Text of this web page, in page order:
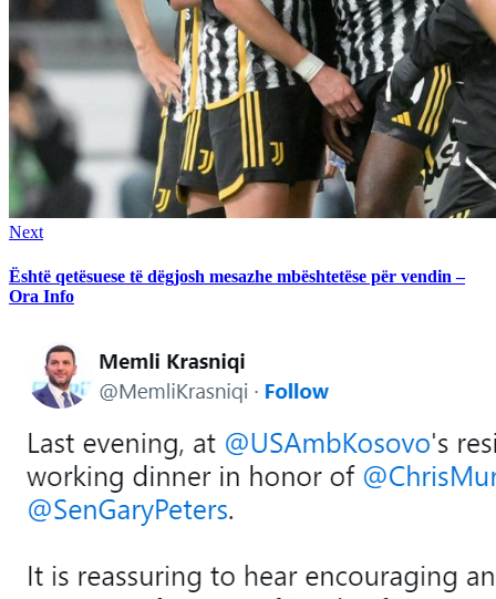
NextNext
Është qetësuese të dëgjosh mesazhe mbështetëse për vendin –
Ora Info